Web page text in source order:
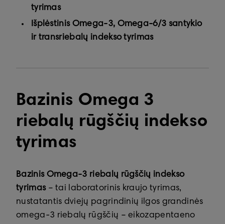
tyrimas
Išplėstinis Omega-3, Omega-6/3 santykio
ir transriebalų indekso tyrimas
Bazinis Omega 3
riebalų rūgščių indekso
tyrimas
Bazinis Omega-3 riebalų rūgščių indekso
tyrimas– tai laboratorinis kraujo tyrimas,
nustatantis dviejų pagrindinių ilgos grandinės
omega-3 riebalų rūgščių – eikozapentaeno